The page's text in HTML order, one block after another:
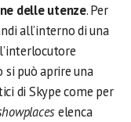
delle utenze. Per
all’interno di una
può aprire una
di Skype come per
elenca